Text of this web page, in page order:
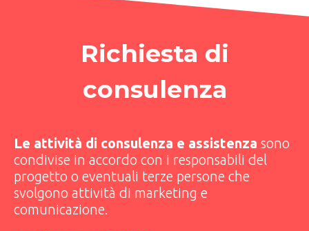
Richiesta di
consulenza
Le attività di consulenza e assistenza sono
condivise in accordo con i responsabili del
progetto o eventuali terze persone che
svolgono attività di marketing e
comunicazione.